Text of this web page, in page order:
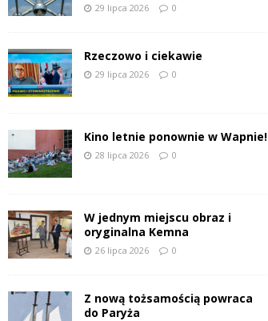
29 lipca 2026 0
Rzeczowo i ciekawie
29 lipca 2026 0
Kino letnie ponownie w Wapnie!
28 lipca 2026 0
W jednym miejscu obraz i
oryginalna Kemna
26 lipca 2026 0
Z nową tożsamością powraca
do Paryża